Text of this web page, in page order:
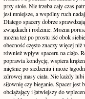
przy stole. Nie trzeba cały czas
jest mniejsze, a wspólny ruch
Dlatego spacery dobrze
związkach i rodzinie. Można
można też po prostu iść obok
obecność często znaczy więcej niż
również wpływ spaceru na ciało.
poprawia kondycję, wspiera
mięśnie po siedzeniu i może
zdrowej masy ciała. Nie każdy
siłownię czy bieganie. Spacer jest
obciążający i łatwiejszy do